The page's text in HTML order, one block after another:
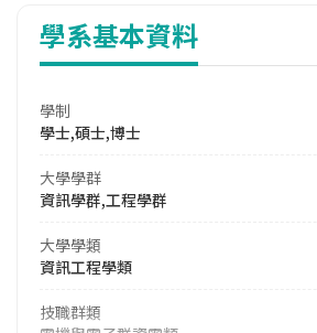
學系基本資料
學制
學士,碩士,博士
大學學群
資訊學群,工程學群
大學學類
資訊工程學類
技職群類